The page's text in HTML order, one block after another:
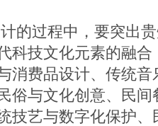
过程中，要突出贵
科技文化元素的融
消费品设计、传统
俗与文化创意、民
技艺与数字化保护